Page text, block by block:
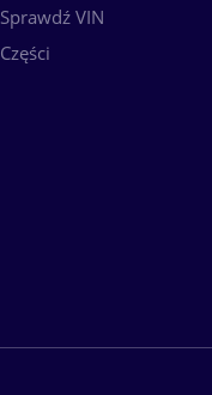
Sprawdź VIN
Części